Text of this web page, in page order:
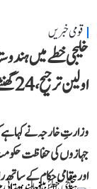
قومی خبریں
خلیجی خطے میں
اولین ترجیح، 24 گھنٹے ہیلپ لائن فعال: وزارتِ خارجہ
وزارتِ خارجہ نے کہا ہے
اور مقامی حکام کے ساتھ